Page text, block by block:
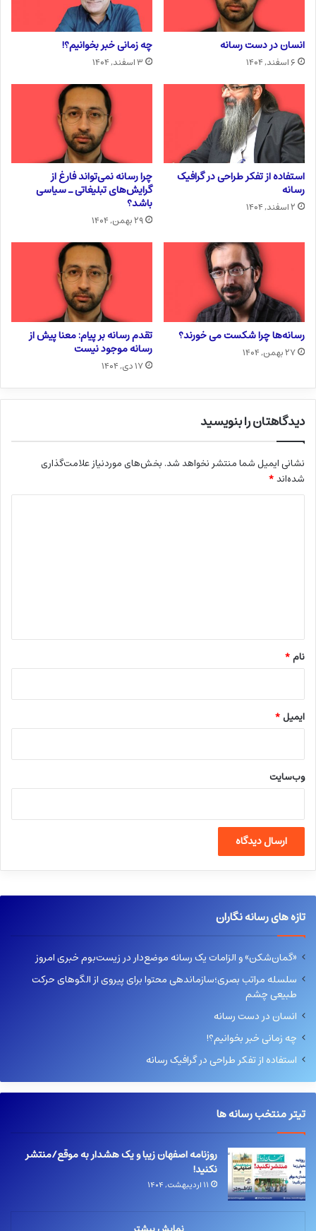
انسان در دست رسانه
۶ اسفند, ۱۴۰۴
چه زمانی خبر بخوانیم؟!
۳ اسفند, ۱۴۰۴
استفاده از تفکر طراحی در گرافیک
رسانه
۲ اسفند, ۱۴۰۴
چرا رسانه نمی‌تواند فارغ از
گرایش‌های تبلیغاتی ـ سیاسی
باشد؟
۲۹ بهمن, ۱۴۰۴
رسانه‌ها چرا شکست می خورند؟
۲۷ بهمن, ۱۴۰۴
تقدم رسانه بر پیام: معنا پیش از
رسانه موجود نیست
۱۷ دی, ۱۴۰۴
دیدگاهتان را بنویسید
نشانی ایمیل شما منتشر نخواهد شد. بخش‌های موردنیاز علامت‌گذاری
شده‌اند*
نام*
ایمیل*
وب‌سایت
تازه های رسانه نگاران
«گمان‌شکن» و الزامات یک رسانه موضع‌دار در زیست‌بوم خبری امروز
سلسله مراتب بصری؛سازماندهی محتوا برای پیروی از الگوهای حرکت
طبیعی چشم
انسان در دست رسانه
چه زمانی خبر بخوانیم؟!
استفاده از تفکر طراحی در گرافیک رسانه
تیتر منتخب رسانه ها
روزنامه اصفهان زیبا و یک هشدار به موقع/منتشر
نکنید!
۱۱ اردیبهشت, ۱۴۰۴